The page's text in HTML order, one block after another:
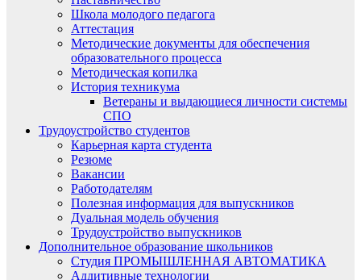
Школа молодого педагога
Аттестация
Методические документы для обеспечения
образовательного процесса
Методическая копилка
История техникума
Ветераны и выдающиеся личности системы
СПО
Трудоустройство студентов
Карьерная карта студента
Резюме
Вакансии
Работодателям
Полезная информация для выпускников
Дуальная модель обучения
Трудоустройство выпускников
Дополнительное образование школьников
Студия ПРОМЫШЛЕННАЯ АВТОМАТИКА
Аддитивные технологии